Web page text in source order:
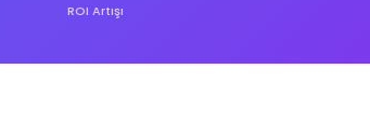
ROI Artışı